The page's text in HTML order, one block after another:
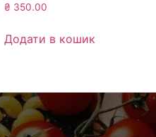
₴ 350.00
Додати в кошик